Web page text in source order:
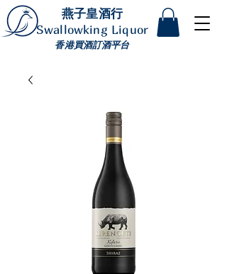
燕子皇酒行
Swallowking Liquor
香港買酒訂酒平台